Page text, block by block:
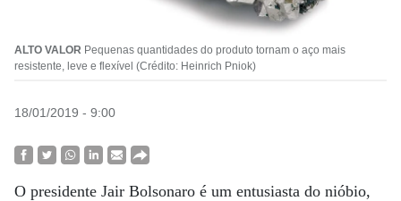
ALTO VALOR Pequenas quantidades do produto tornam o aço mais
resistente, leve e flexível (Crédito: Heinrich Pniok)
18/01/2019 - 9:00
O presidente Jair Bolsonaro é um entusiasta do nióbio,